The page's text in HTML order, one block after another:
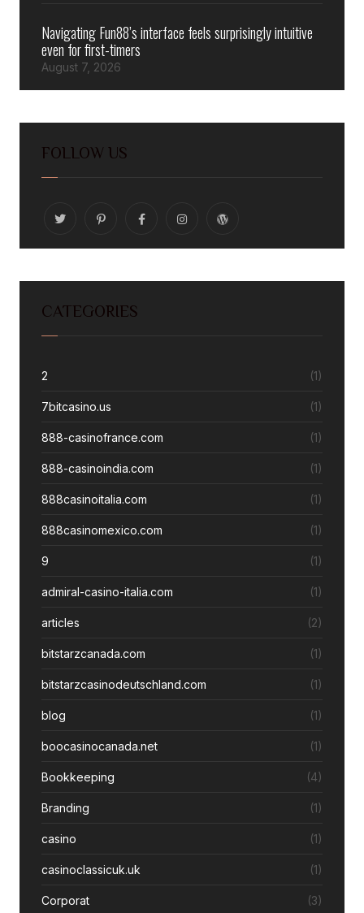
Navigating Fun88’s interface feels surprisingly intuitive
even for first-timers
August 7, 2026
FOLLOW US
CATEGORIES
2 (1)
7bitcasino.us (1)
888-casinofrance.com (1)
888-casinoindia.com (1)
888casinoitalia.com (1)
888casinomexico.com (1)
9 (1)
admiral-casino-italia.com (1)
articles (2)
bitstarzcanada.com (1)
bitstarzcasinodeutschland.com (1)
blog (1)
boocasinocanada.net (1)
Bookkeeping (4)
Branding (1)
casino (1)
casinoclassicuk.uk (1)
Corporat (3)